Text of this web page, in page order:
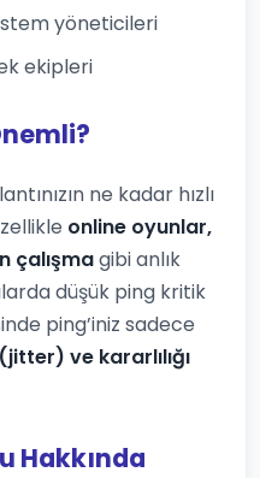
yöneticileri
ekipleri
ne kadar hızlı
online oyunlar,
çalışmagibi anlık
düşük ping kritik
ping’iniz sadece
ve kararlılığı
Hakkında